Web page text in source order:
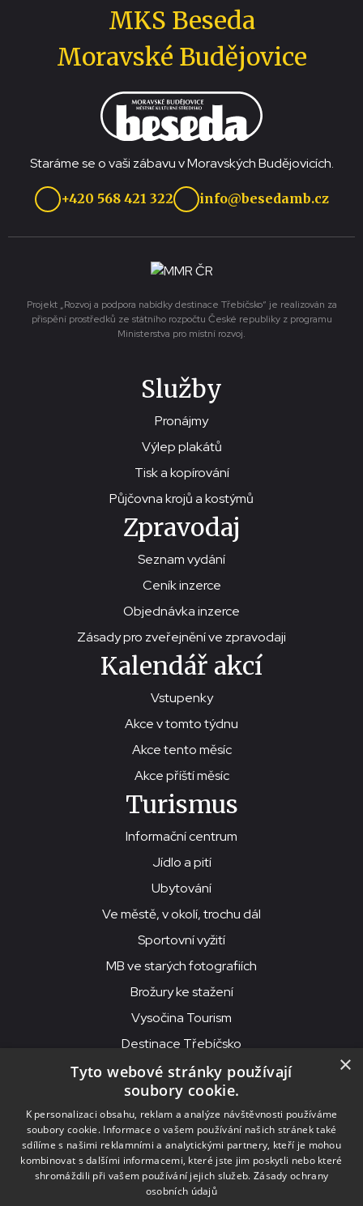
MKS Beseda
Moravské Budějovice
Staráme se o vaši zábavu v Moravských Budějovicích.
+420 568 421 322 info@besedamb.cz
Projekt „Rozvoj a podpora nabídky destinace Třebíčsko“ je realizován za
přispění prostředků ze státního rozpočtu České republiky z programu
Ministerstva pro místní rozvoj.
Služby
Pronájmy
Výlep plakátů
Tisk a kopírování
Půjčovna krojů a kostýmů
Zpravodaj
Seznam vydání
Ceník inzerce
Objednávka inzerce
Zásady pro zveřejnění ve zpravodaji
Kalendář akcí
Vstupenky
Akce v tomto týdnu
Akce tento měsíc
Akce příští měsíc
Turismus
Informační centrum
Jídlo a pití
Ubytování
Ve městě, v okolí, trochu dál
Sportovní vyžití
MB ve starých fotografiích
Brožury ke stažení
Vysočina Tourism
Destinace Třebíčsko
© 2026MKS Beseda Mor. Budějovice
MKS Beseda, příspěvková organizace, Purcnerova 62, 676 02
Moravské Budějovice
IČO: 00091758, DIČ: CZ00091758, ID datové schránky: chjn2kd
×
Tyto webové stránky používají
soubory cookie.
K personalizaci obsahu, reklam a analýze návštěvnosti používáme
soubory cookie. Informace o vašem používání našich stránek také
sdílíme s našimi reklamními a analytickými partnery, kteří je mohou
kombinovat s dalšími informacemi, které jste jim poskytli nebo které
shromáždili při vašem používání jejich služeb. Zásady ochrany
osobních údajů